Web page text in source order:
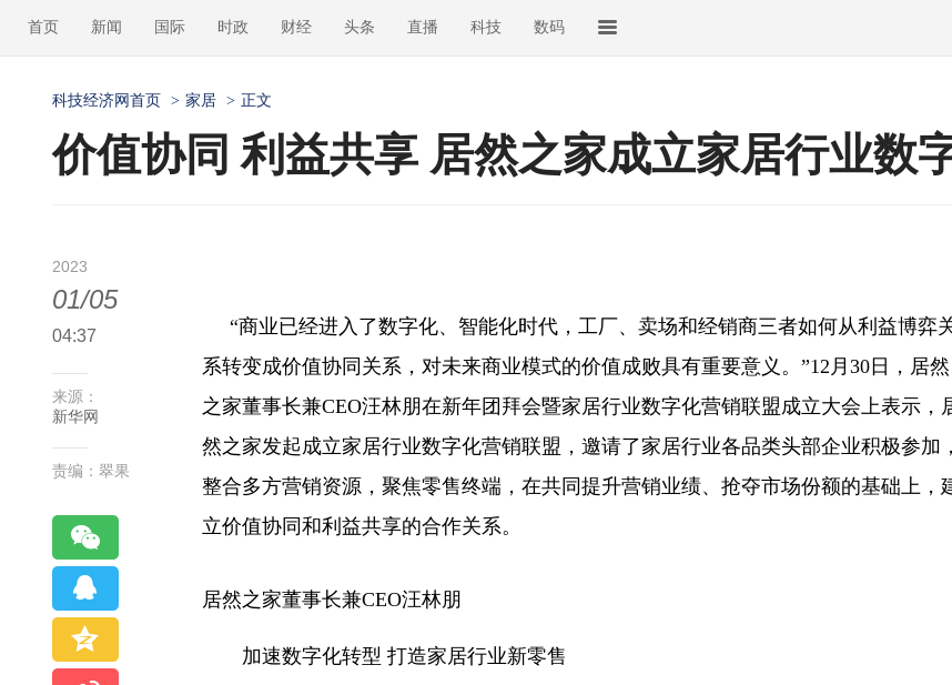
首页 新闻 国际 时政 财经 头条 直播 科技 数码
科技经济网首页 > 家居 > 正文
价值协同 利益共享 居然之家成立家居行业数
2023
01/05
04:37
来源：
新华网
责编：翠果
“商业已经进入了数字化、智能化时代，工厂、卖场和经销商三者如何从利益博弈
系转变成价值协同关系，对未来商业模式的价值成败具有重要意义。”12月30日，居然
之家董事长兼CEO汪林朋在新年团拜会暨家居行业数字化营销联盟成立大会上表示，
然之家发起成立家居行业数字化营销联盟，邀请了家居行业各品类头部企业积极参加，
整合多方营销资源，聚焦零售终端，在共同提升营销业绩、抢夺市场份额的基础上，
立价值协同和利益共享的合作关系。
居然之家董事长兼CEO汪林朋
加速数字化转型 打造家居行业新零售